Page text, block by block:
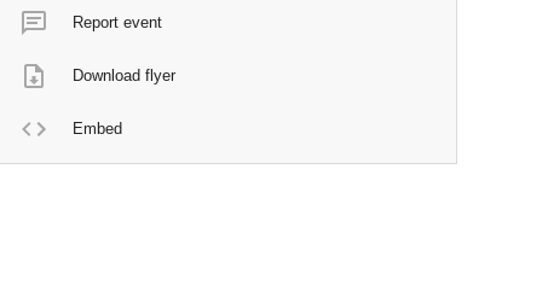
Report event
Download flyer
Embed